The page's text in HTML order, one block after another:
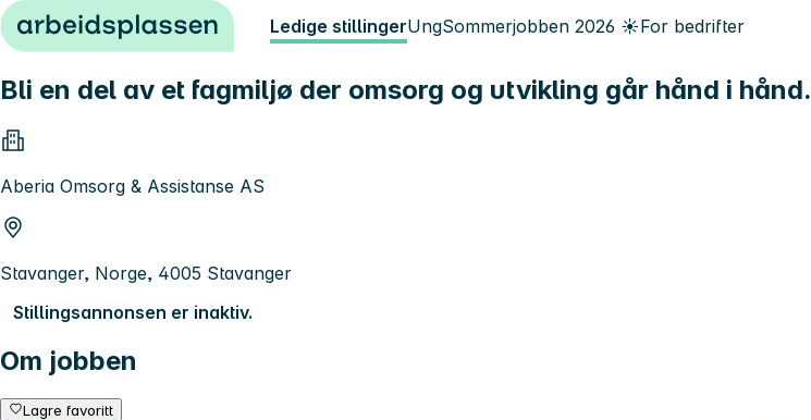
Hopp til innhold Ledige stillingerUngSommerjobben 2026 ☀️For bedrifter
Bli en del av et fagmiljø der omsorg og utvikling går hånd i hånd.
Aberia Omsorg & Assistanse AS
Stavanger, Norge, 4005 Stavanger
Stillingsannonsen er inaktiv.
Om jobben
Lagre favoritt